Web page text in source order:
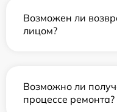
Возможен ли
лицом?
Возможно ли
процессе ремонта?